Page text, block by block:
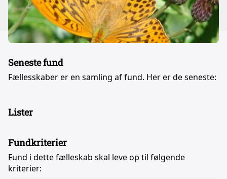
Seneste fund
Fællesskaber er en samling af fund. Her er de seneste:
Lister
Fundkriterier
Fund i dette fælleskab skal leve op til følgende
kriterier: